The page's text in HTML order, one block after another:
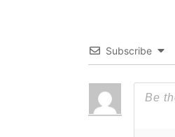
Subscribe